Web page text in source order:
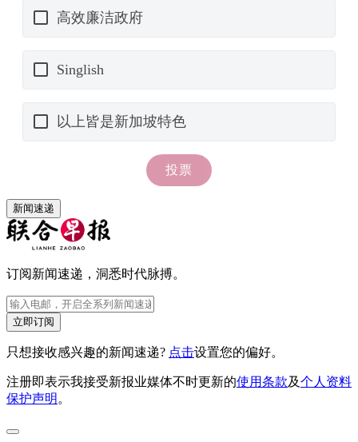
新闻速递
订阅新闻速递，洞悉时代脉搏。
立即订阅
只想接收感兴趣的新闻速递? 点击设置您的偏好。
注册即表示我接受新报业媒体不时更新的使用条款及个人资料
保护声明 。